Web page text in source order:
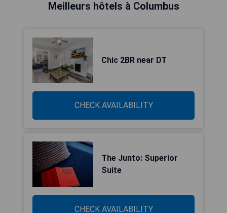
Meilleurs hôtels à Columbus
Chic 2BR near DT
CHECK AVAILABILITY
The Junto: Superior
Suite
CHECK AVAILABILITY